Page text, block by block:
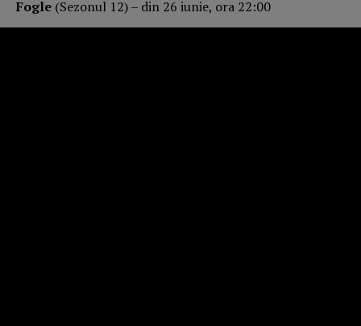
Fogle (Sezonul 12) – din 26 iunie, ora 22:00